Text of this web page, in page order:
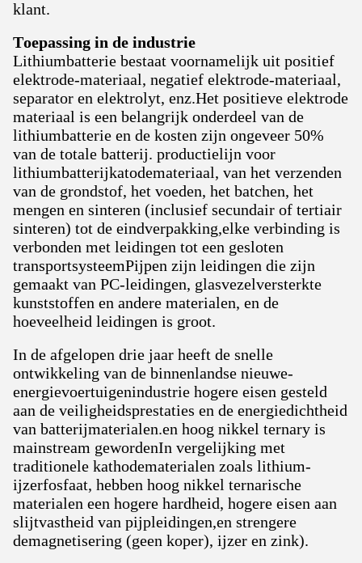
klant.
Toepassing in de industrie
Lithiumbatterie bestaat voornamelijk uit positief
elektrode-materiaal, negatief elektrode-materiaal,
separator en elektrolyt, enz.Het positieve elektrode
materiaal is een belangrijk onderdeel van de
lithiumbatterie en de kosten zijn ongeveer 50%
van de totale batterij. productielijn voor
lithiumbatterijkatodemateriaal, van het verzenden
van de grondstof, het voeden, het batchen, het
mengen en sinteren (inclusief secundair of tertiair
sinteren) tot de eindverpakking,elke verbinding is
verbonden met leidingen tot een gesloten
transportsysteemPijpen zijn leidingen die zijn
gemaakt van PC-leidingen, glasvezelversterkte
kunststoffen en andere materialen, en de
hoeveelheid leidingen is groot.
In de afgelopen drie jaar heeft de snelle
ontwikkeling van de binnenlandse nieuwe-
energievoertuigenindustrie hogere eisen gesteld
aan de veiligheidsprestaties en de energiedichtheid
van batterijmaterialen.en hoog nikkel ternary is
mainstream gewordenIn vergelijking met
traditionele kathodematerialen zoals lithium-
ijzerfosfaat, hebben hoog nikkel ternarische
materialen een hogere hardheid, hogere eisen aan
slijtvastheid van pijpleidingen,en strengere
demagnetisering (geen koper), ijzer en zink).